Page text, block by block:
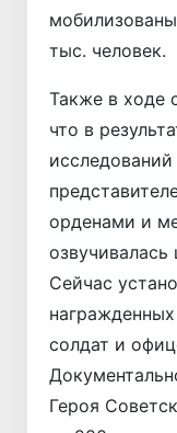
тыс. человек.
Также в ходе
что в
орденами и
Сейчас
солдат и
Героя